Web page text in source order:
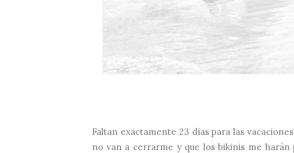
Faltan exactamente 23 días para las
no van a cerrarme y que los bikinis me